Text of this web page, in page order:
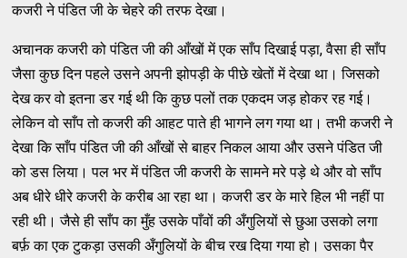
कजरी ने पंडित जी के चेहरे की तरफ देखा।
अचानक कजरी को पंडित जी की आँखों में एक साँप दिखाई पड़ा, वैसा ही साँप
जैसा कुछ दिन पहले उसने अपनी झोपड़ी के पीछे खेतों में देखा था। जिसको
देख कर वो इतना डर गई थी कि कुछ पलों तक एकदम जड़ होकर रह गई।
लेकिन वो साँप तो कजरी की आहट पाते ही भागने लग गया था। तभी कजरी ने
देखा कि साँप पंडित जी की आँखों से बाहर निकल आया और उसने पंडित जी
को डस लिया। पल भर में पंडित जी कजरी के सामने मरे पड़े थे और वो साँप
अब धीरे धीरे कजरी के करीब आ रहा था। कजरी डर के मारे हिल भी नहीं पा
रही थी। जैसे ही साँप का मुँह उसके पाँवों की अँगुलियों से छुआ उसको लगा
बर्फ़ का एक टुकड़ा उसकी अँगुलियों के बीच रख दिया गया हो। उसका पैर